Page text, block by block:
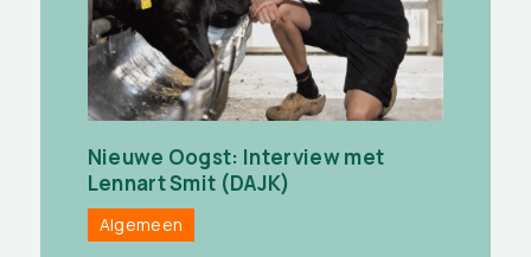
Nieuwe Oogst: Interview met
Lennart Smit (DAJK)
Algemeen